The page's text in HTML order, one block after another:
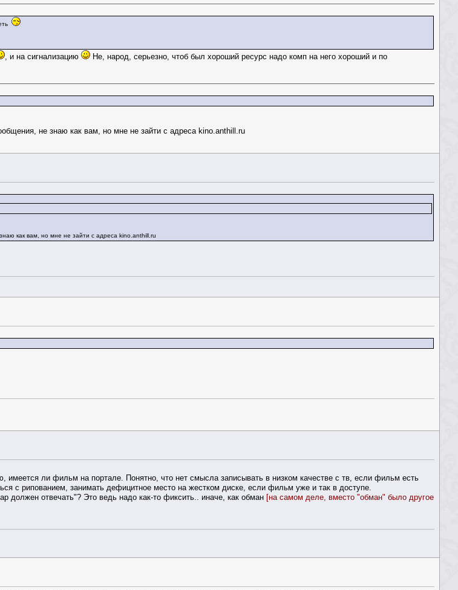
, и на сигнализацию
Не, народ, серьезно, чтоб был хороший ресурс надо комп на него хороший и по
не знаю как вам, но мне не зайти с адреса kino.anthill.ru
как вам, но мне не зайти с адреса kino.anthill.ru
имеется ли фильм на портале. Понятно, что нет смысла записывать в низком качестве с тв, если фильм есть
с рипованием, занимать дефицитное место на жестком диске, если фильм уже и так в доступе.
должен отвечать"? Это ведь надо как-то фиксить.. иначе, как обман [на самом деле, вместо "обман" было другое